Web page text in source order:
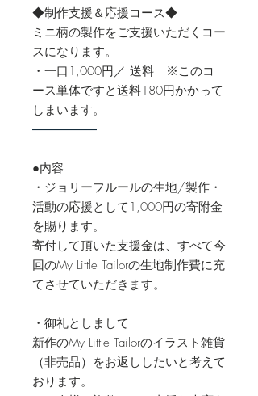
◆制作支援＆応援コース◆
ミニ柄の製作をご支援いただくコー
スになります。
・一口1,000円／ 送料 ※このコ
ース単体ですと送料180円かかって
しまいます。
―――――
●内容
・ジョリーフルールの生地/製作・
活動の応援として1,000円の寄附金
を賜ります。
寄付して頂いた支援金は、すべて今
回のMy Little Tailorの生地制作費に充
てさせていただきます。
・御礼としまして
新作のMy Little Tailorのイラスト雑貨
（非売品）をお返ししたいと考えて
おります。